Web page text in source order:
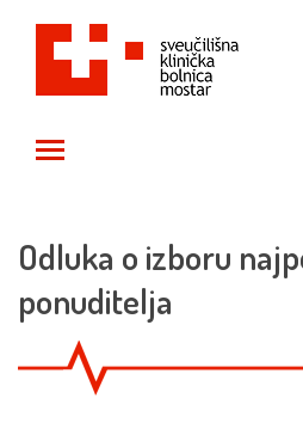
Odluka o izboru
ponuditelja